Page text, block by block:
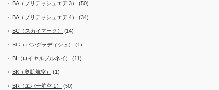
BA（ブリテッシュエア 3） (50)
BA（ブリテッシュエア 4） (34)
BC（スカイマーク） (14)
BG（バングラディシュ） (1)
BI（ロイヤルブルネイ） (11)
BK（奥凱航空） (1)
BR（エバー航空 1） (50)